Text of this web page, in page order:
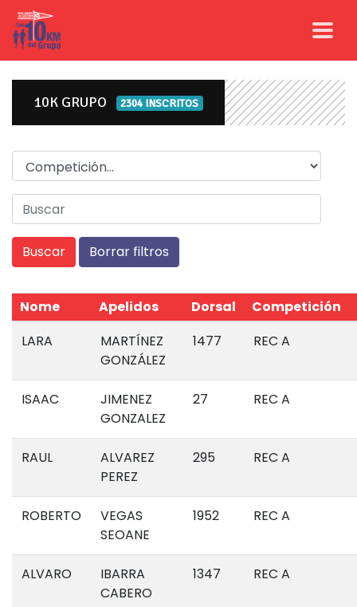
10K GRUPO 2304 INSCRITOS
Competicion
Nome Apelidos Dorsal
Competición
LARA
MARTÍNEZ
GONZÁLEZ
1477 REC A
ISAAC
JIMENEZ
GONZALEZ
27 REC A
RAUL
ALVAREZ
PEREZ
295 REC A
ROBERTO
VEGAS
SEOANE
1952 REC A
ALVARO
IBARRA
CABERO
1347 REC A